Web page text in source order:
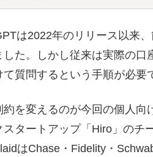
は2022年のリリース以来
した。しかし従来は実際の
て質問するという手順が必要
約を変えるのが今回の個人
スタートアップ「Hiro」のチ
はChase・Fidelity・